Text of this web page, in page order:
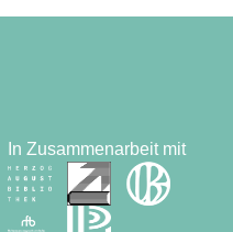
In Zusammenarbeit mit